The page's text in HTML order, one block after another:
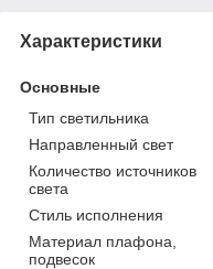
Характеристики
Основные
Тип светильника
Направленный свет
Количество источников
света
Стиль исполнения
Материал плафона,
подвесок